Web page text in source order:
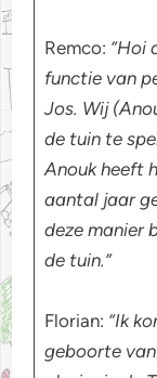
Remco: “Hoi
functie van
Jos. Wij
de tuin te
Anouk heeft
aantal jaar
deze manier
de tuin.”
Florian: “Ik
geboorte